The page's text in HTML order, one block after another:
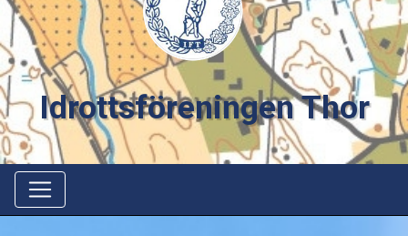
Idrottsföreningen Thor